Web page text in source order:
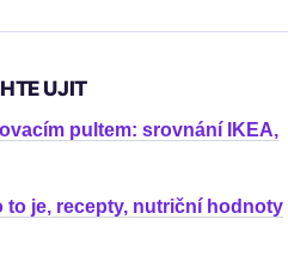
UJIT
pultem: srovnání IKEA,
to je, recepty, nutriční hodnoty